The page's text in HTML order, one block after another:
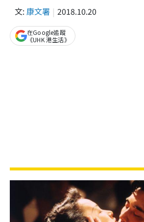
文: 康文署 2018.10.20
在Google追蹤
《UHK 港生活》